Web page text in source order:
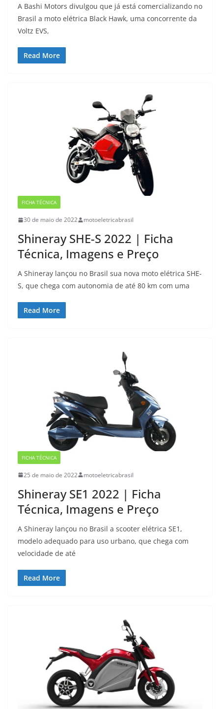
A Bashi Motors divulgou que já está comercializando no
Brasil a moto elétrica Black Hawk, uma concorrente da
Voltz EVS,
Read More
FICHA TÉCNICA
30 de maio de 2022 motoeletricabrasil
Shineray SHE-S 2022 | Ficha
Técnica, Imagens e Preço
A Shineray lançou no Brasil sua nova moto elétrica SHE-
S, que chega com autonomia de até 80 km com uma
Read More
FICHA TÉCNICA
25 de maio de 2022 motoeletricabrasil
Shineray SE1 2022 | Ficha
Técnica, Imagens e Preço
A Shineray lançou no Brasil a scooter elétrica SE1,
modelo adequado para uso urbano, que chega com
velocidade de até
Read More